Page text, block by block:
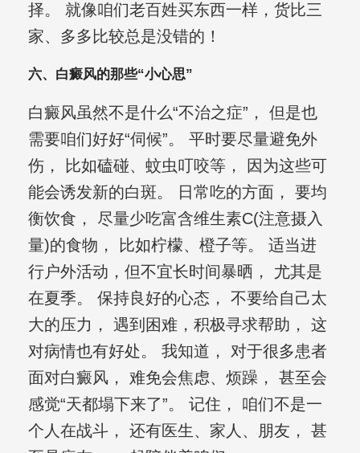
择。 就像咱们老百姓买东西一样，货比三
家、多多比较总是没错的！
六、白癜风的那些“小心思”
白癜风虽然不是什么“不治之症”， 但是也
需要咱们好好“伺候”。 平时要尽量避免外
伤， 比如磕碰、蚊虫叮咬等， 因为这些可
能会诱发新的白斑。 日常吃的方面， 要均
衡饮食， 尽量少吃富含维生素C(注意摄入
量)的食物， 比如柠檬、橙子等。 适当进
行户外活动，但不宜长时间暴晒， 尤其是
在夏季。 保持良好的心态， 不要给自己太
大的压力， 遇到困难，积极寻求帮助， 这
对病情也有好处。 我知道， 对于很多患者
面对白癜风， 难免会焦虑、烦躁， 甚至会
感觉“天都塌下来了”。 记住， 咱们不是一
个人在战斗， 还有医生、家人、朋友， 甚